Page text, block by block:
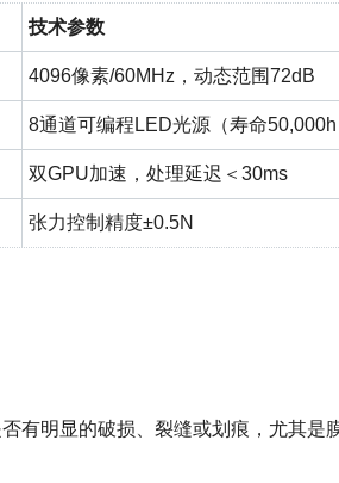
技术参数
4096像素/60MHz，动态范围72dB
8通道可编程LED光源（寿命50,000h
双GPU加速，处理延迟＜30ms
张力控制精度±0.5N
有明显的破损、裂缝或划痕，尤其